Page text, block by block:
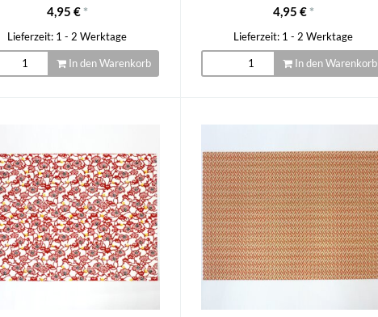
4,95 € *
Lieferzeit: 1 - 2 Werktage
In den Warenkorb
4,95 € *
Lieferzeit: 1 - 2 Werktage
In den Warenkorb